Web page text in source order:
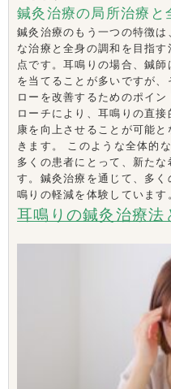
鍼灸治療の局所治療と
鍼灸治療のもう一つの特徴
な治療と全身の調和を目指
点です。耳鳴りの場合、鍼
を当てることが多いですが
ローを改善するためのポイ
ローチにより、耳鳴りの直
康を向上させることが可能
きます。 このような全体的
多くの患者にとって、新た
す。鍼灸治療を通じて、多
鳴りの軽減を体験しています
耳鳴りの鍼灸治療法